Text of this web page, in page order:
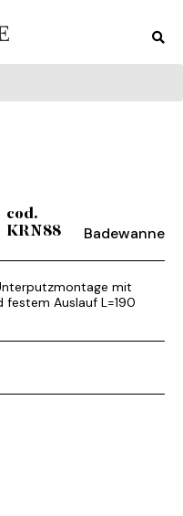
cod.
KRN88
Badewanne
mit
Auslauf L=190